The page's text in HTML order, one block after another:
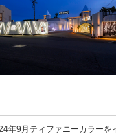
年9月ティファニーカラーを